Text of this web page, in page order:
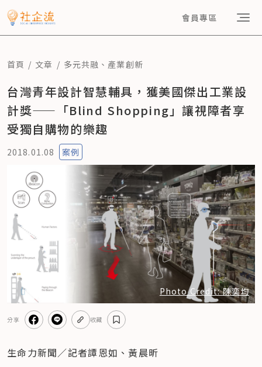
會員專區
首頁 文章 多元共融 、 產業創新
台灣青年設計智慧輔具，獲美國傑出工業設
計獎——「Blind Shopping」讓視障者享
受獨自購物的樂趣
2018.01.08 案例
Photo Credit: 陳奕均
分享 收藏
生命力新聞／記者譚恩如、黃晨昕